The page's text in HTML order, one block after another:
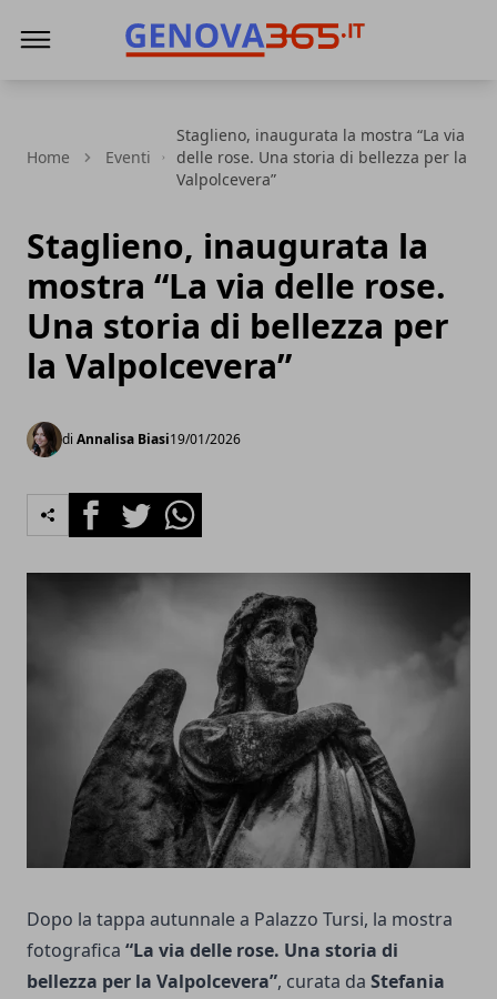
Home Eventi
Staglieno, inaugurata la mostra “La via
delle rose. Una storia di bellezza per la
Valpolcevera”
Staglieno, inaugurata la
mostra “La via delle rose.
Una storia di bellezza per
la Valpolcevera”
di Annalisa Biasi19/01/2026
FacebookTwitterWhatsapp
Dopo la tappa autunnale a Palazzo Tursi, la mostra
fotografica “La via delle rose. Una storia di
bellezza per la Valpolcevera”, curata da Stefania